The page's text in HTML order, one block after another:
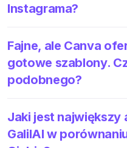
Instagrama?
Fajne, ale Canva
gotowe szablony.
podobnego?
Jaki jest największy
GalilAI w